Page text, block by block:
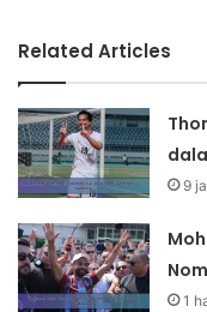
Related Articles
9
1